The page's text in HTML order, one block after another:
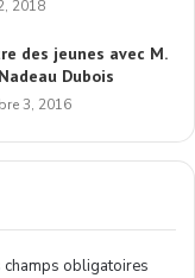
2018
des jeunes avec M.
Dubois
3, 2016
champs obligatoires